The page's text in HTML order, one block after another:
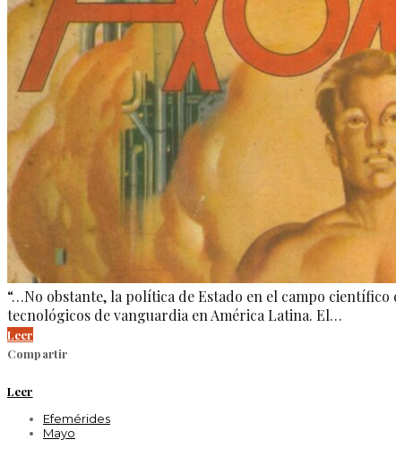
“…No obstante, la política de Estado en el campo
tecnológicos de vanguardia en América Latina. El…
Leer
Compartir
Leer
Efemérides
Mayo